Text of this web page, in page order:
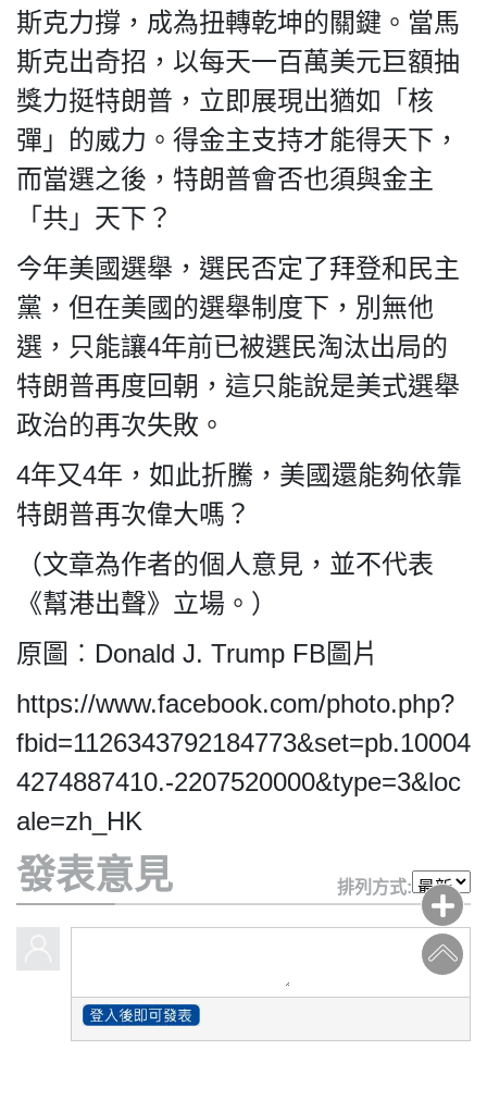
斯克力撐，成為扭轉乾坤的關鍵。當馬
斯克出奇招，以每天一百萬美元巨額抽
獎力挺特朗普，立即展現出猶如「核
彈」的威力。得金主支持才能得天下，
而當選之後，特朗普會否也須與金主
「共」天下？
今年美國選舉，選民否定了拜登和民主
黨，但在美國的選舉制度下，別無他
選，只能讓4年前已被選民淘汰出局的
特朗普再度回朝，這只能說是美式選舉
政治的再次失敗。
4年又4年，如此折騰，美國還能夠依靠
特朗普再次偉大嗎？
（文章為作者的個人意見，並不代表
《幫港出聲》立場。）
原圖︰Donald J. Trump FB圖片
https://www.facebook.com/photo.php?
fbid=1126343792184773&set=pb.10004
4274887410.-2207520000&type=3&loc
ale=zh_HK
發表意見 排列方式: